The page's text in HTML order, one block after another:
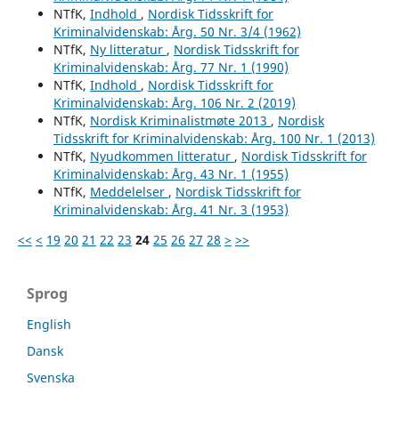
NTfK, Indhold , Nordisk Tidsskrift for
Kriminalvidenskab: Årg. 50 Nr. 3/4 (1962)
NTfK, Ny litteratur , Nordisk Tidsskrift for
Kriminalvidenskab: Årg. 77 Nr. 1 (1990)
NTfK, Indhold , Nordisk Tidsskrift for
Kriminalvidenskab: Årg. 106 Nr. 2 (2019)
NTfK, Nordisk Kriminalistmøte 2013 , Nordisk
Tidsskrift for Kriminalvidenskab: Årg. 100 Nr. 1 (2013)
NTfK, Nyudkommen litteratur , Nordisk Tidsskrift for
Kriminalvidenskab: Årg. 43 Nr. 1 (1955)
NTfK, Meddelelser , Nordisk Tidsskrift for
Kriminalvidenskab: Årg. 41 Nr. 3 (1953)
<< < 19 20 21 22 23 24 25 26 27 28 > >>
Sprog
English
Dansk
Svenska